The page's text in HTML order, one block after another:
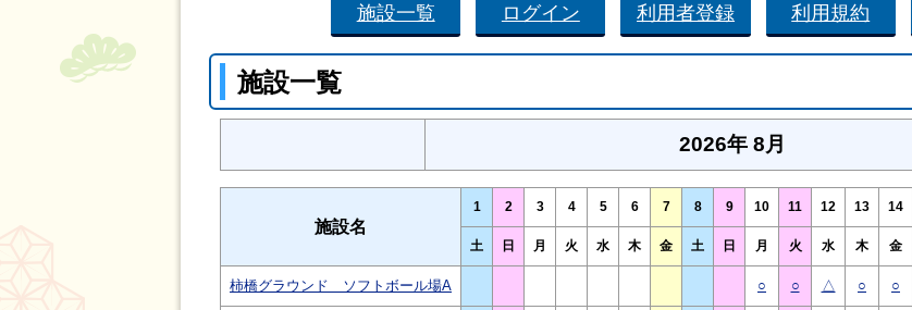
施設一覧 ログイン 利用者登録 利用規約
施設一覧
2026年 8月
施設名
1 2 3 4 5 6 7 8 9 10 11 12 13 14
土 日 月 火 水 木 金 土 日 月 火 水 木 金
柿橋グラウンド ソフトボール場A ○ ○ △ ○ ○